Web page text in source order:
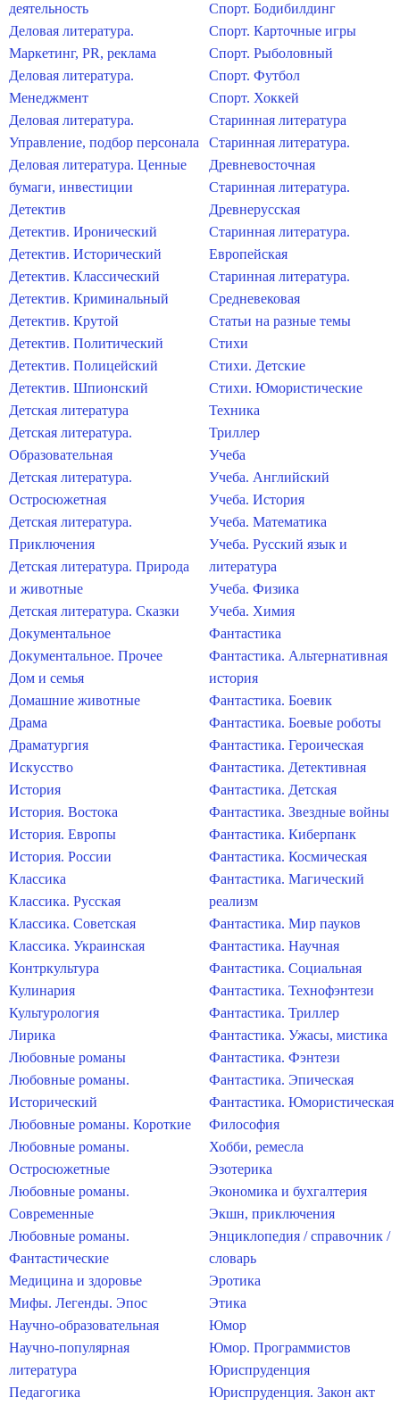
деятельность
Деловая литература.
Маркетинг, PR, реклама
Деловая литература.
Менеджмент
Деловая литература.
Управление, подбор персонала
Деловая литература. Ценные
бумаги, инвестиции
Детектив
Детектив. Иронический
Детектив. Исторический
Детектив. Классический
Детектив. Криминальный
Детектив. Крутой
Детектив. Политический
Детектив. Полицейский
Детектив. Шпионский
Детская литература
Детская литература.
Образовательная
Детская литература.
Остросюжетная
Детская литература.
Приключения
Детская литература. Природа
и животные
Детская литература. Сказки
Документальное
Документальное. Прочее
Дом и семья
Домашние животные
Драма
Драматургия
Искусство
История
История. Востока
История. Европы
История. России
Классика
Классика. Русская
Классика. Советская
Классика. Украинская
Контркультура
Кулинария
Культурология
Лирика
Любовные романы
Любовные романы.
Исторический
Любовные романы. Короткие
Любовные романы.
Остросюжетные
Любовные романы.
Современные
Любовные романы.
Фантастические
Медицина и здоровье
Мифы. Легенды. Эпос
Научно-образовательная
Научно-популярная
литература
Педагогика
Спорт. Бодибилдинг
Спорт. Карточные игры
Спорт. Рыболовный
Спорт. Футбол
Спорт. Хоккей
Старинная литература
Старинная литература.
Древневосточная
Старинная литература.
Древнерусская
Старинная литература.
Европейская
Старинная литература.
Средневековая
Статьи на разные темы
Стихи
Стихи. Детские
Стихи. Юмористические
Техника
Триллер
Учеба
Учеба. Английский
Учеба. История
Учеба. Математика
Учеба. Русский язык и
литература
Учеба. Физика
Учеба. Химия
Фантастика
Фантастика. Альтернативная
история
Фантастика. Боевик
Фантастика. Боевые роботы
Фантастика. Героическая
Фантастика. Детективная
Фантастика. Детская
Фантастика. Звездные войны
Фантастика. Киберпанк
Фантастика. Космическая
Фантастика. Магический
реализм
Фантастика. Мир пауков
Фантастика. Научная
Фантастика. Социальная
Фантастика. Технофэнтези
Фантастика. Триллер
Фантастика. Ужасы, мистика
Фантастика. Фэнтези
Фантастика. Эпическая
Фантастика. Юмористическая
Философия
Хобби, ремесла
Эзотерика
Экономика и бухгалтерия
Экшн, приключения
Энциклопедия / справочник /
словарь
Эротика
Этика
Юмор
Юмор. Программистов
Юриспруденция
Юриспруденция. Закон акт